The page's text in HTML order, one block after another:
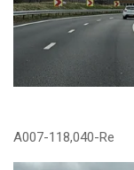
A007-118,040-Re